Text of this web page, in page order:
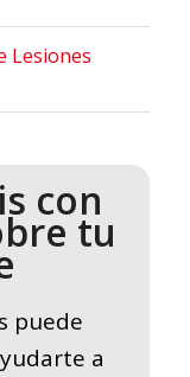
Lesiones
con
tu
puede
a